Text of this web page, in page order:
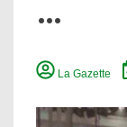
…
La Gazette